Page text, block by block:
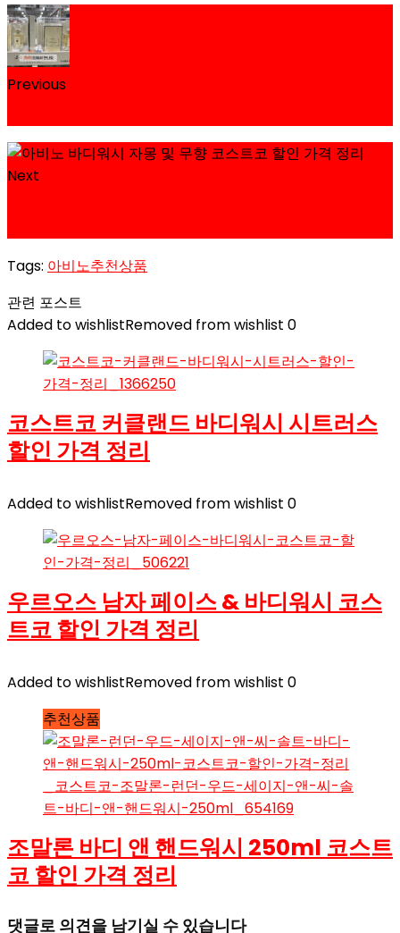
Previous
Next
Tags: 아비노추천상품
관련 포스트
Added to wishlistRemoved from wishlist 0
코스트코 커클랜드 바디워시 시트러스
할인 가격 정리
Added to wishlistRemoved from wishlist 0
우르오스 남자 페이스 & 바디워시 코스
트코 할인 가격 정리
Added to wishlistRemoved from wishlist 0
추천상품
조말론 바디 앤 핸드워시 250ml 코스트
코 할인 가격 정리
댓글로 의견을 남기실 수 있습니다